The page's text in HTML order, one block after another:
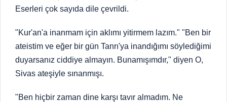
Eserleri çok sayıda dile çevrildi.
"Kur'an'a inanmam için aklımı yitirmem lazım." "Ben bir
ateistim ve eğer bir gün Tanrı'ya inandığımı söylediğimi
duyarsanız ciddiye almayın. Bunamışımdır," diyen O,
Sivas ateşiyle sınanmışı.
"Ben hiçbir zaman dine karşı tavır almadım. Ne